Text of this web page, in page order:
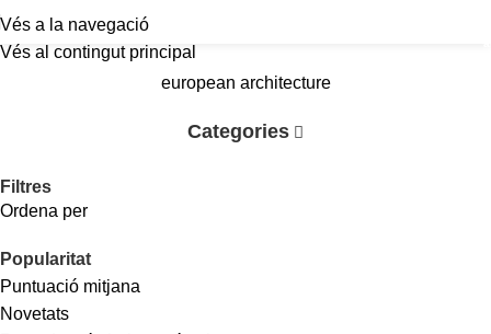
Vés a la navegació
Vés al contingut principal
european architecture
Categories
Filtres
Ordena per
Popularitat
Puntuació mitjana
Novetats